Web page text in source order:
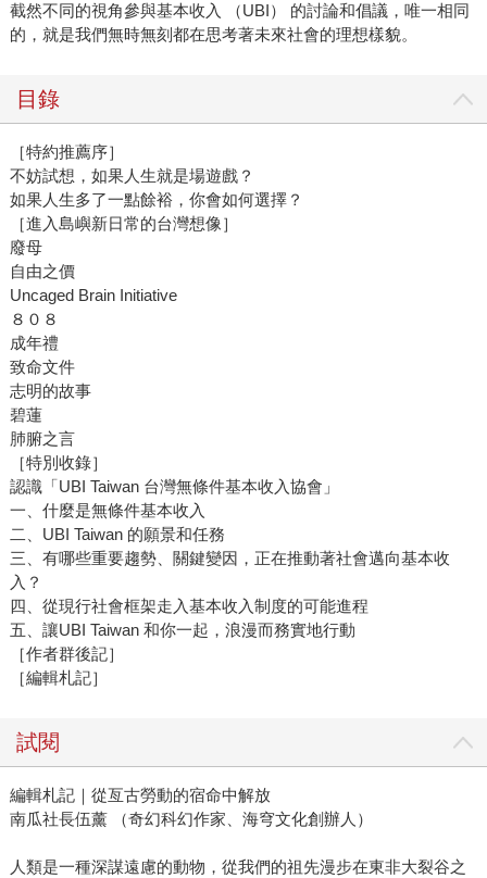
截然不同的視角參與基本收入 （UBI） 的討論和倡議，唯一相同
的，就是我們無時無刻都在思考著未來社會的理想樣貌。
目錄
［特約推薦序］
不妨試想，如果人生就是場遊戲？
如果人生多了一點餘裕，你會如何選擇？
［進入島嶼新日常的台灣想像］
廢母
自由之價
Uncaged Brain Initiative
８０８
成年禮
致命文件
志明的故事
碧蓮
肺腑之言
［特別收錄］
認識「UBI Taiwan 台灣無條件基本收入協會」
一、什麼是無條件基本收入
二、UBI Taiwan 的願景和任務
三、有哪些重要趨勢、關鍵變因，正在推動著社會邁向基本收
入？
四、從現行社會框架走入基本收入制度的可能進程
五、讓UBI Taiwan 和你一起，浪漫而務實地行動
［作者群後記］
［編輯札記］
試閱
編輯札記｜從亙古勞動的宿命中解放
南瓜社長伍薰 （奇幻科幻作家、海穹文化創辦人）
人類是一種深謀遠慮的動物，從我們的祖先漫步在東非大裂谷之